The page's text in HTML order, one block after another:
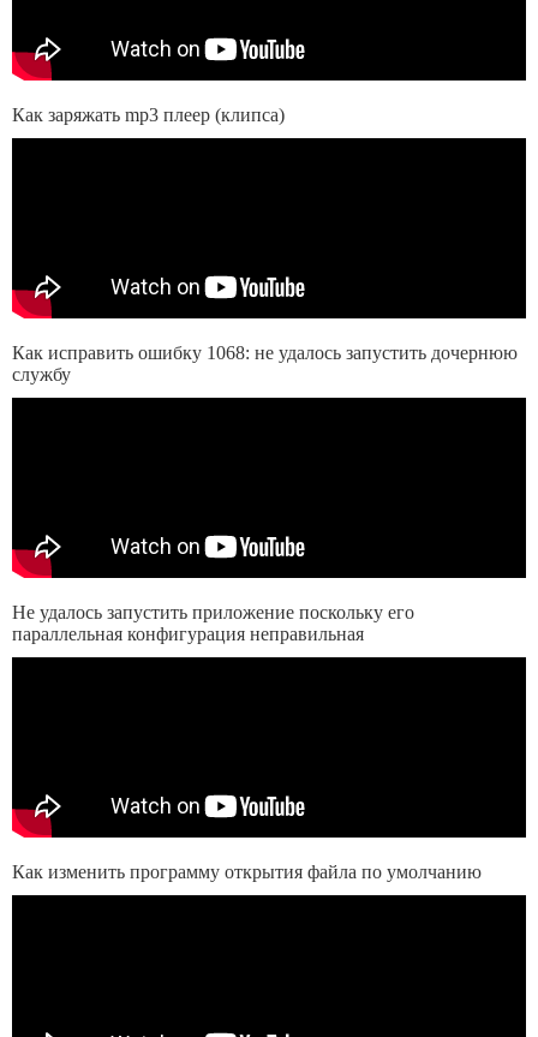
Как заряжать mp3 плеер (клипса)
Как исправить ошибку 1068: не удалось запустить дочернюю
службу
Не удалось запустить приложение поскольку его
параллельная конфигурация неправильная
Как изменить программу открытия файла по умолчанию